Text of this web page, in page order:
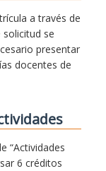
a través de
solicitud se
presentar
docentes de
“Actividades
6 créditos